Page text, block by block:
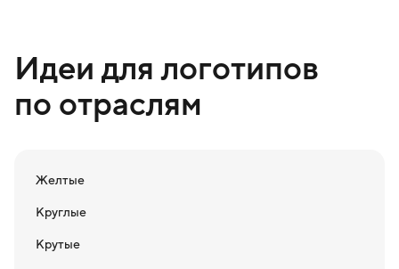
Идеи для логотипов
по отраслям
Желтые
Круглые
Крутые